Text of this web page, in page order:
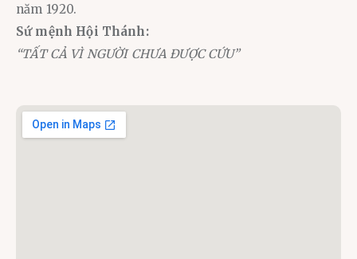
năm 1920.
Sứ mệnh Hội Thánh:
“TẤT CẢ VÌ NGƯỜI CHƯA ĐƯỢC CỨU”